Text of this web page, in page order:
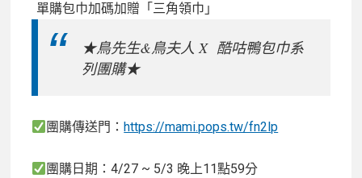
單購包巾加碼加贈「三角領巾」
★鳥先生&鳥夫人 X 酷咕鴨包巾系
列團購★
團購傳送門： https://mami.pops.tw/fn2lp
團購日期：4/27 ~ 5/3 晚上11點59分